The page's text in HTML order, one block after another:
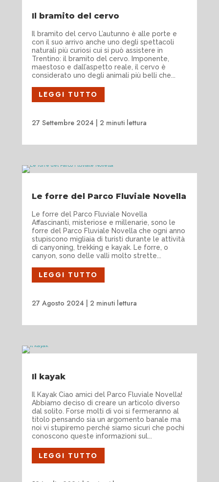
Il bramito del cervo
Il bramito del cervo L’autunno è alle porte e
con il suo arrivo anche uno degli spettacoli
naturali più curiosi cui si può assistere in
Trentino: il bramito del cervo. Imponente,
maestoso e dall’aspetto reale, il cervo è
considerato uno degli animali più belli che...
LEGGI TUTTO
27 Settembre 2024 2 minuti lettura
Le forre del Parco Fluviale Novella
Le forre del Parco Fluviale Novella
Affascinanti, misteriose e millenarie, sono le
forre del Parco Fluviale Novella che ogni anno
stupiscono migliaia di turisti durante le attività
di canyoning, trekking e kayak. Le forre, o
canyon, sono delle valli molto strette...
LEGGI TUTTO
27 Agosto 2024 2 minuti lettura
Il kayak
Il Kayak Ciao amici del Parco Fluviale Novella!
Abbiamo deciso di creare un articolo diverso
dal solito. Forse molti di voi si fermeranno al
titolo pensando sia un argomento banale ma
noi vi stupiremo perché siamo sicuri che pochi
conoscono queste informazioni sul...
LEGGI TUTTO